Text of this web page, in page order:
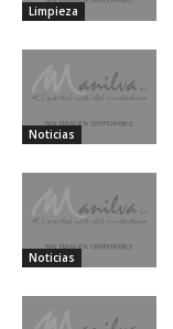
Limpieza
Noticias
Noticias